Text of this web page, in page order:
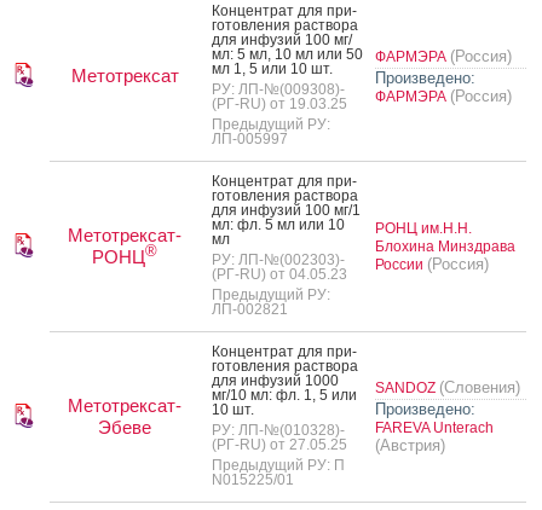
Метотрексат
Кон­цен­трат для при­
готов­ле­ния рас­тво­ра
для ин­фу­зий 100 мг/
мл: 5 мл, 10 мл или 50
мл 1, 5 или 10 шт.
РУ: ЛП-№(009308)-
(РГ-RU) от 19.03.25
Предыдущий РУ:
ЛП-005997
ФАРМЭРА (Россия)
Произведено:
ФАРМЭРА (Россия)
Метотрексат-
РОНЦ®
Кон­цен­трат для при­
готов­ле­ния рас­тво­ра
для ин­фу­зий 100 мг/1
мл: фл. 5 мл или 10
мл
РУ: ЛП-№(002303)-
(РГ-RU) от 04.05.23
Предыдущий РУ:
ЛП-002821
РОНЦ им.Н.Н.
Блохина Минздрава
России (Россия)
Метотрексат-
Эбеве
Кон­цен­трат для при­
готов­ле­ния рас­тво­ра
для ин­фу­зий 1000
мг/10 мл: фл. 1, 5 или
10 шт.
РУ: ЛП-№(010328)-
(РГ-RU) от 27.05.25
Предыдущий РУ: П
N015225/01
SANDOZ (Словения)
Произведено:
FAREVA Unterach
(Австрия)